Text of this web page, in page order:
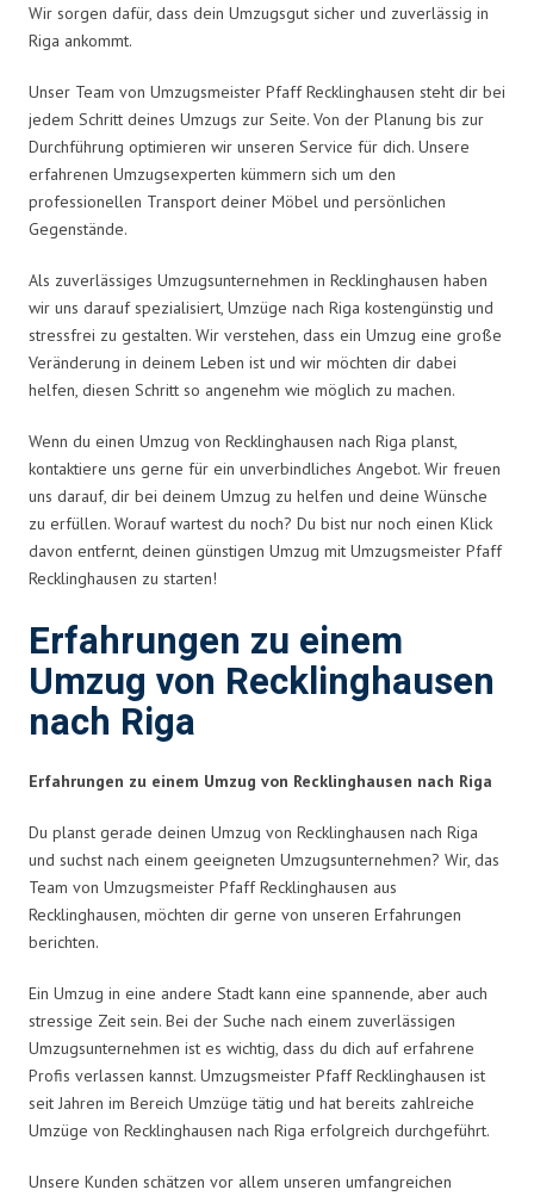
Wir sorgen dafür, dass dein Umzugsgut sicher und zuverlässig in
Riga ankommt.
Unser Team von Umzugsmeister Pfaff Recklinghausen steht dir bei
jedem Schritt deines Umzugs zur Seite. Von der Planung bis zur
Durchführung optimieren wir unseren Service für dich. Unsere
erfahrenen Umzugsexperten kümmern sich um den
professionellen Transport deiner Möbel und persönlichen
Gegenstände.
Als zuverlässiges Umzugsunternehmen in Recklinghausen haben
wir uns darauf spezialisiert, Umzüge nach Riga kostengünstig und
stressfrei zu gestalten. Wir verstehen, dass ein Umzug eine große
Veränderung in deinem Leben ist und wir möchten dir dabei
helfen, diesen Schritt so angenehm wie möglich zu machen.
Wenn du einen Umzug von Recklinghausen nach Riga planst,
kontaktiere uns gerne für ein unverbindliches Angebot. Wir freuen
uns darauf, dir bei deinem Umzug zu helfen und deine Wünsche
zu erfüllen. Worauf wartest du noch? Du bist nur noch einen Klick
davon entfernt, deinen günstigen Umzug mit Umzugsmeister Pfaff
Recklinghausen zu starten!
Erfahrungen zu einem
Umzug von Recklinghausen
nach Riga
Erfahrungen zu einem Umzug von Recklinghausen nach Riga
Du planst gerade deinen Umzug von Recklinghausen nach Riga
und suchst nach einem geeigneten Umzugsunternehmen? Wir, das
Team von Umzugsmeister Pfaff Recklinghausen aus
Recklinghausen, möchten dir gerne von unseren Erfahrungen
berichten.
Ein Umzug in eine andere Stadt kann eine spannende, aber auch
stressige Zeit sein. Bei der Suche nach einem zuverlässigen
Umzugsunternehmen ist es wichtig, dass du dich auf erfahrene
Profis verlassen kannst. Umzugsmeister Pfaff Recklinghausen ist
seit Jahren im Bereich Umzüge tätig und hat bereits zahlreiche
Umzüge von Recklinghausen nach Riga erfolgreich durchgeführt.
Unsere Kunden schätzen vor allem unseren umfangreichen